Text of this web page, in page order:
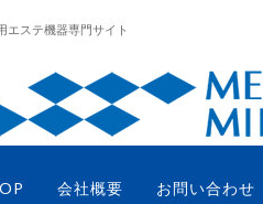
エステ機器専門サイト
会社概要 お問い合わせ